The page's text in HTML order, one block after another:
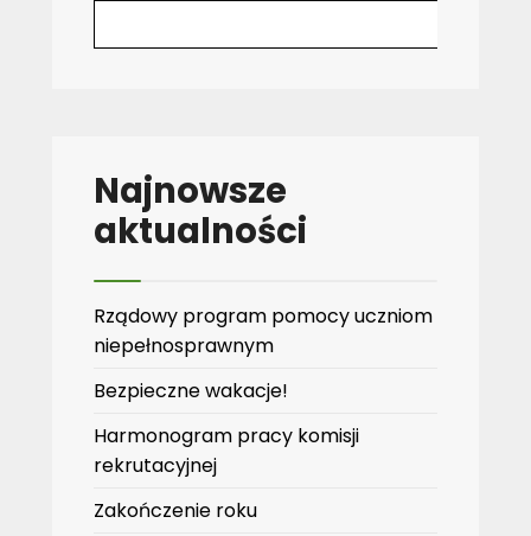
Najnowsze
aktualności
Rządowy program pomocy uczniom
niepełnosprawnym
Bezpieczne wakacje!
Harmonogram pracy komisji
rekrutacyjnej
Zakończenie roku